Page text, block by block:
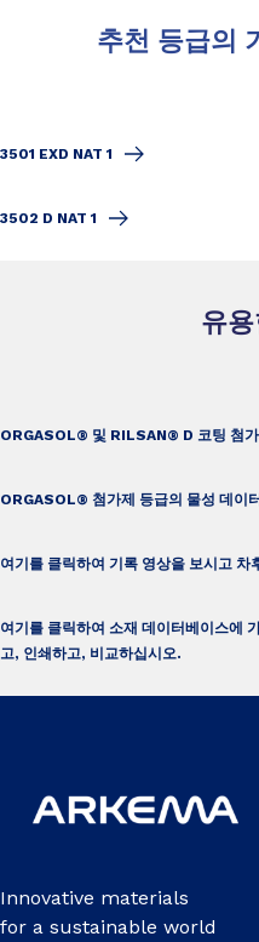
추천 등급의
3501 EXD NAT 1
3502 D NAT 1
유
ORGASOL® 및 RILSAN® D 코팅 첨
ORGASOL® 첨가제 등급의 물성 데이터
여기를 클릭하여 기록 영상을 보시고 차
여기를 클릭하여 소재 데이터베이스에
고, 인쇄하고, 비교하십시오.
Innovative materials
for a sustainable world